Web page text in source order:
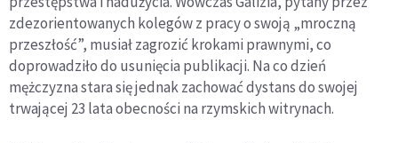
zdezorientowanych kolegów z pracy o swoją „mroczną
przeszłość”, musiał zagrozić krokami prawnymi, co
doprowadziło do usunięcia publikacji. Na co dzień
mężczyzna stara się jednak zachować dystans do swojej
trwającej 23 lata obecności na rzymskich witrynach.